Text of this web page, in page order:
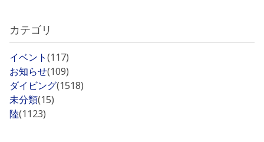
カテゴリ
イベント(117)
お知らせ(109)
ダイビング(1518)
未分類(15)
陸(1123)